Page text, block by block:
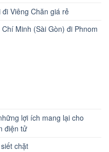
Viêng Chăn giá rẻ
Minh (Sài Gòn) đi Phnom
lợi ích mang lại cho
điện tử
chặt